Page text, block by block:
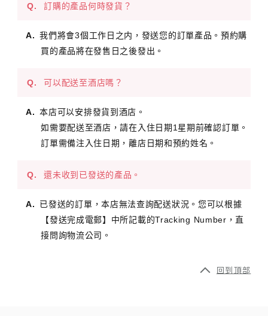
訂購的產品何時發貨？
我們將會3個工作日之内，發送您的訂單產品。預約購
買的產品將在發售日之後發出。
可以配送至酒店嗎？
本店可以安排發貨到酒店。
如需要配送至酒店，請在入住日期1星期前確認訂單。
訂單需備注入住日期，離店日期和預約姓名。
還未收到已發送的產品。
已發送的訂單，本店無法查詢配送狀況。您可以根據
【發送完成電郵】中所記載的Tracking Number，直
接問詢物流公司。
回到頂部